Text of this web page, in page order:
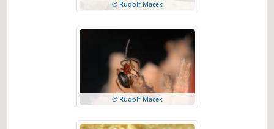
© Rudolf Macek
© Rudolf Macek